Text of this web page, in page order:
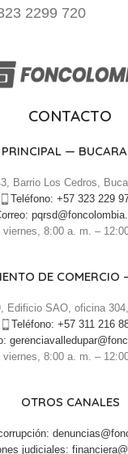
2299 720
CONTACTO
PRINCIPAL —
Barrio Los Cedros,
Teléfono: +57 323 229
8:00 a. m. –
DE COMERCIO
Edificio SAO, oficina
Teléfono: +57 311 216
8:00 a. m. –
OTROS CANALES
judiciales: